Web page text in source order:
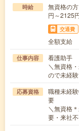
時給
無資格の
円～2125
交通費
全額支給
仕事内容
看護助手
＼無資格
ので未経
応募資格
職種未経
要
＼無資格
要・来社